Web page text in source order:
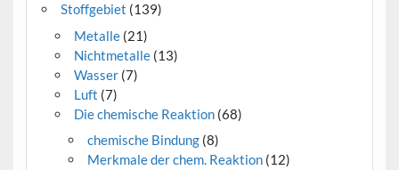
Stoffgebiet (139)
Metalle(21)
Nichtmetalle(13)
Wasser(7)
Luft (7)
Die chemische Reaktion(68)
chemische Bindung (8)
Merkmale der chem. Reaktion (12)